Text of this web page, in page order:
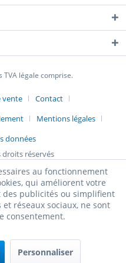
TVA légale comprise.
vente
Contact
Mentions légales
données
réservés
au fonctionnement
qui améliorent votre
publicités ou simplifient
réseaux sociaux, ne sont
consentement.
Personnaliser